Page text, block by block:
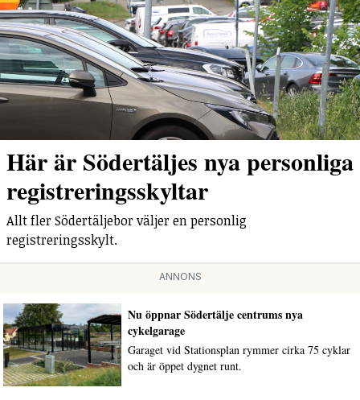
Här är Södertäljes nya personliga
registreringsskyltar
Allt fler Södertäljebor väljer en personlig
registreringsskylt.
ANNONS
Nu öppnar Södertälje centrums nya
cykelgarage
Garaget vid Stationsplan rymmer cirka 75 cyklar
och är öppet dygnet runt.